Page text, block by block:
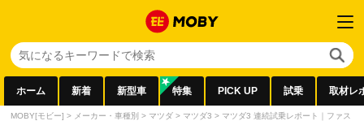
ホーム 新着 新型車 特集 PICK UP 試乗 取材レ
MOBY[モビー] > メーカー・車種別 > マツダ > マツダ3 > マツダ3 連続試乗レポート｜ファス